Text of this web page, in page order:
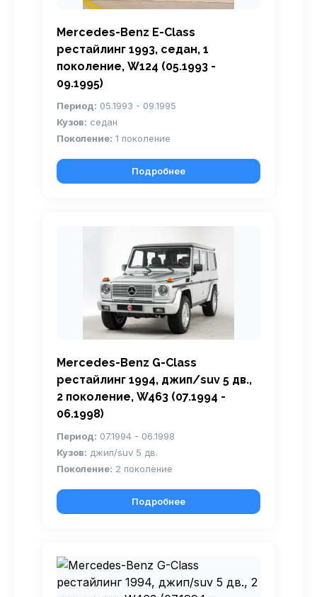
Mercedes-Benz E-Class
рестайлинг 1993, седан, 1
поколение, W124 (05.1993 -
09.1995)
Период: 05.1993 - 09.1995
Кузов: седан
Поколение: 1 поколение
Подробнее
Mercedes-Benz G-Class
рестайлинг 1994, джип/suv 5 дв.,
2 поколение, W463 (07.1994 -
06.1998)
Период: 07.1994 - 06.1998
Кузов: джип/suv 5 дв.
Поколение: 2 поколение
Подробнее